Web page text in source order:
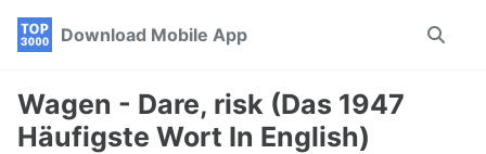
Skip
navigation
Skip
Skip
Download Mobile App
Toggle
Wagen - Dare, risk (Das 1947
Häufigste Wort In English)